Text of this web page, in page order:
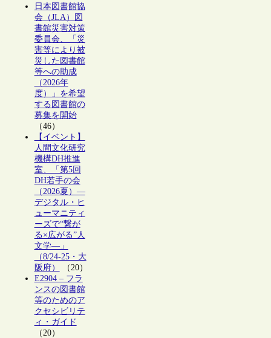
日本図書館協
会（JLA）図
書館災害対策
委員会、「災
害等により被
災した図書館
等への助成
（2026年
度）」を希望
する図書館の
募集を開始
（46）
【イベント】
人間文化研究
機構DH推進
室、「第5回
DH若手の会
（2026夏）―
デジタル・ヒ
ューマニティ
ーズで“繋が
る×広がる”人
文学―」
（8/24-25・大
阪府）
（20）
E2904 – フラ
ンスの図書館
等のためのア
クセシビリテ
ィ・ガイド
（20）